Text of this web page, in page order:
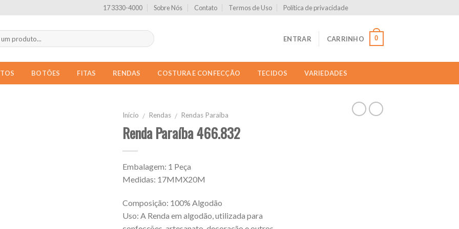
17 3330-4000 Sobre Nós Contato Termos de Uso Política de privacidade
ENTRAR CARRINHO 0
BOTÕES FITAS RENDAS COSTURA E CONFECÇÃO TECIDOS VARIEDADES
Início / Rendas / Rendas Paraíba
Renda Paraíba 466.832
Embalagem: 1 Peça
Medidas: 17MMX20M
Composição: 100% Algodão
Uso: A Renda em algodão, utilizada para